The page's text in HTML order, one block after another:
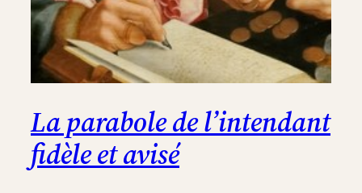
La parabole de l’intendant
fidèle et avisé